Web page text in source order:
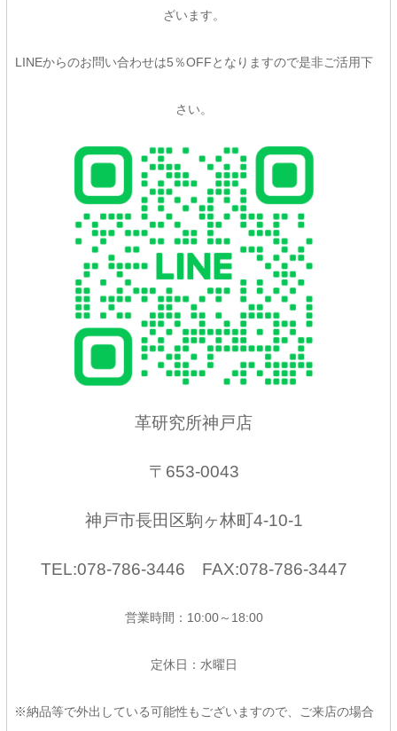
ざいます。
LINEからのお問い合わせは5％OFFとなりますので是非ご活用下
さい。
革研究所神戸店
〒653-0043
神戸市長田区駒ヶ林町4-10-1
TEL:078-786-3446 FAX:078-786-3447
営業時間：10:00～18:00
定休日：水曜日
※納品等で外出している可能性もございますので、ご来店の場合